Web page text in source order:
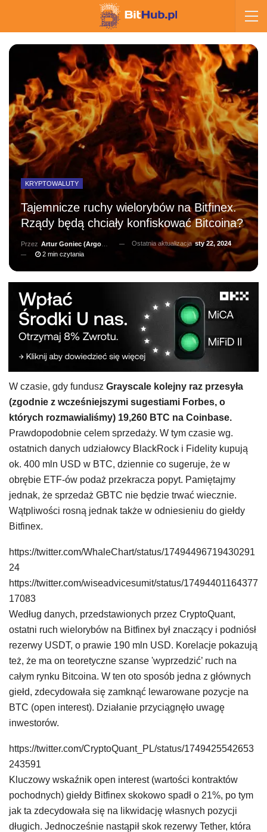
KRYPTOWALUTY
Tajemnicze ruchy wielorybów na Bitfinex.
Rządy będą chciały konfiskować Bitcoina?
Przez Artur Goniec (Argonauta) Ostatnia aktualizacjasty 22, 2024
2 min czytania
W czasie, gdy fundusz Grayscale kolejny raz przesyła
(zgodnie z wcześniejszymi sugestiami Forbes, o
których rozmawialiśmy) 19,260 BTC na Coinbase.
Prawdopodobnie celem sprzedaży. W tym czasie wg.
ostatnich danych udziałowcy BlackRock i Fidelity kupują
ok. 400 mln USD w BTC, dziennie co sugeruje, że w
obrębie ETF-ów podaż przekracza popyt. Pamiętajmy
jednak, że sprzedaż GBTC nie będzie trwać wiecznie.
Wątpliwości rosną jednak także w odniesieniu do giełdy
Bitfinex.
https://twitter.com/WhaleChart/status/17494496719430291
24
https://twitter.com/wiseadvicesumit/status/17494401164377
17083
Według danych, przedstawionych przez CryptoQuant,
ostatni ruch wielorybów na Bitfinex był znaczący i podniósł
rezerwy USDT, o prawie 190 mln USD. Korelacje pokazują
też, że ma on teoretyczne szanse 'wyprzedzić’ ruch na
całym rynku Bitcoina. W ten oto sposób jedna z głównych
giełd, zdecydowała się zamknąć lewarowane pozycje na
BTC (open interest). Działanie przyciągnęło uwagę
inwestorów.
https://twitter.com/CryptoQuant_PL/status/1749425542653
243591
Kluczowy wskaźnik open interest (wartości kontraktów
pochodnych) giełdy Bitfinex skokowo spadł o 21%, po tym
jak ta zdecydowała się na likwidację własnych pozycji
długich. Jednocześnie nastąpił skok rezerwy Tether, która